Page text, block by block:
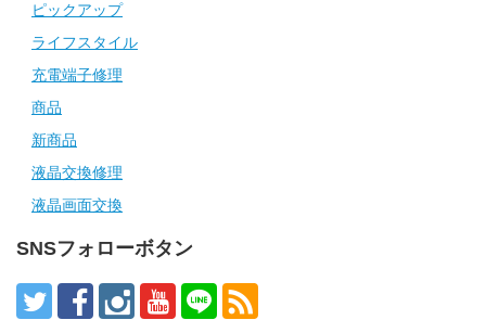
ピックアップ
ライフスタイル
充電端子修理
商品
新商品
液晶交換修理
液晶画面交換
SNSフォローボタン